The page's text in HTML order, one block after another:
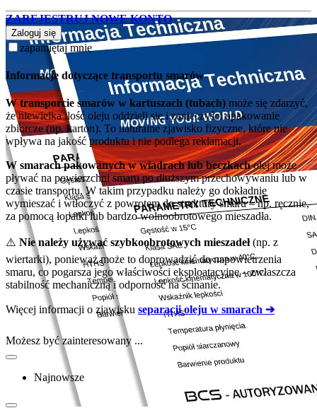
ZAREJESTRUJ NOWE KONTO
Zaloguj się
zapamiętaj mnie
Informacje dotyczące transportu smarów
W transporcie smarów w kartuszach (tubach) może się zdarzyć,
że niewielka ilość oleju oddzieli się i zanieczyści opakowanie
zbiorcze (np. karton). To naturalne zjawisko fizyczne, które nie
wpływa na jakość produktu i nie podlega reklamacji.
W smarach pakowanych w wiadrach lub beczkacholej może
pływać na powierzchni smaru po dłuższym przechowywaniu lub w
czasie transportu. W takim przypadku należy go dokładnie
wymieszać i wtłoczyć z powrotem do struktury smaru – np. ręcznie,
za pomocą łopatki lub bardzo wolnoobrotowego mieszadła.
⚠️ Nie należy używać szybkoobrotowych mieszadeł(np. z
wiertarki), ponieważ może to doprowadzić do napowietrzenia
smaru, co pogarsza jego właściwości eksploatacyjne – zwłaszcza
stabilność mechaniczną i odporność na ścinanie.
Więcej informacji o zjawisku separacji oleju w smarach ➔
Możesz być zainteresowany ...
Najnowsze